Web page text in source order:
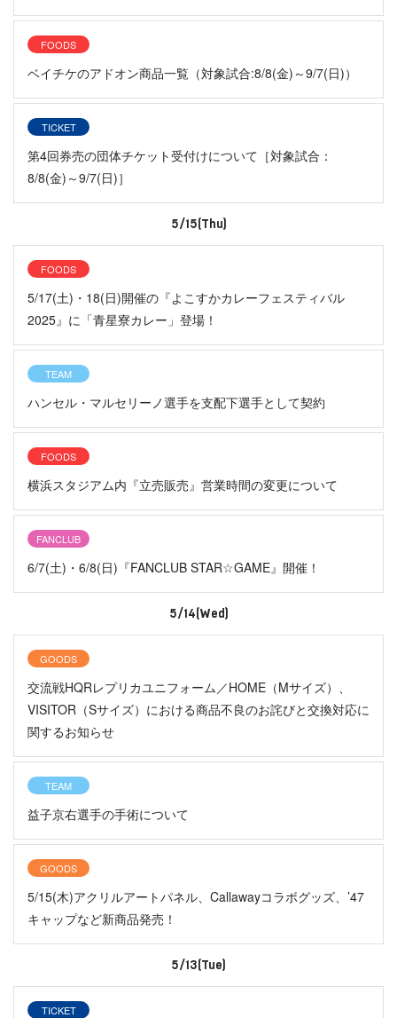
FOODS
ベイチケのアドオン商品一覧（対象試合:8/8(金)～9/7(日)）
TICKET
第4回券売の団体チケット受付けについて［対象試合：
8/8(金)～9/7(日)］
5/15(Thu)
FOODS
5/17(土)・18(日)開催の『よこすかカレーフェスティバル
2025』に「青星寮カレー」登場！
TEAM
ハンセル・マルセリーノ選手を支配下選手として契約
FOODS
横浜スタジアム内『立売販売』営業時間の変更について
FANCLUB
6/7(土)・6/8(日)『FANCLUB STAR☆GAME』開催！
5/14(Wed)
GOODS
交流戦HQRレプリカユニフォーム／HOME（Mサイズ）、
VISITOR（Sサイズ）における商品不良のお詫びと交換対応に
関するお知らせ
TEAM
益子京右選手の手術について
GOODS
5/15(木)アクリルアートパネル、Callawayコラボグッズ、’47
キャップなど新商品発売！
5/13(Tue)
TICKET